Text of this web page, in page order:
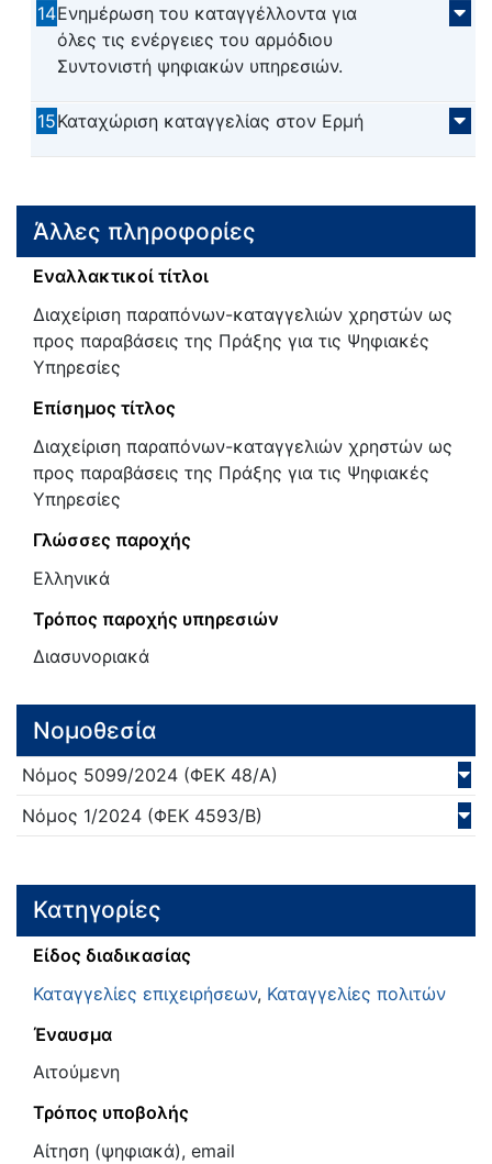
14Ενημέρωση του καταγγέλλοντα για
όλες τις ενέργειες του αρμόδιου
Συντονιστή ψηφιακών υπηρεσιών.
15Καταχώριση καταγγελίας στον Ερμή
Άλλες πληροφορίες
Εναλλακτικοί τίτλοι
Διαχείριση παραπόνων-καταγγελιών χρηστών ως
προς παραβάσεις της Πράξης για τις Ψηφιακές
Υπηρεσίες
Επίσημος τίτλος
Διαχείριση παραπόνων-καταγγελιών χρηστών ως
προς παραβάσεις της Πράξης για τις Ψηφιακές
Υπηρεσίες
Γλώσσες παροχής
Ελληνικά
Τρόπος παροχής υπηρεσιών
Διασυνοριακά
Νομοθεσία
Νόμος 5099/2024 (ΦΕΚ 48/Α)
Νόμος 1/2024 (ΦΕΚ 4593/Β)
Κατηγορίες
Είδος διαδικασίας
Καταγγελίες επιχειρήσεων, Καταγγελίες πολιτών
Έναυσμα
Αιτούμενη
Τρόπος υποβολής
Αίτηση (ψηφιακά), email